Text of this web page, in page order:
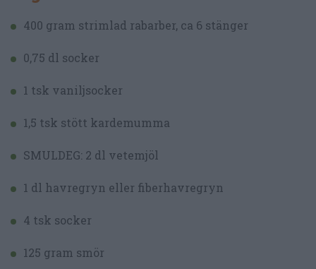
400 gram strimlad rabarber, ca 6 stänger
0,75 dl socker
1 tsk vaniljsocker
1,5 tsk stött kardemumma
SMULDEG: 2 dl vetemjöl
1 dl havregryn eller fiberhavregryn
4 tsk socker
125 gram smör